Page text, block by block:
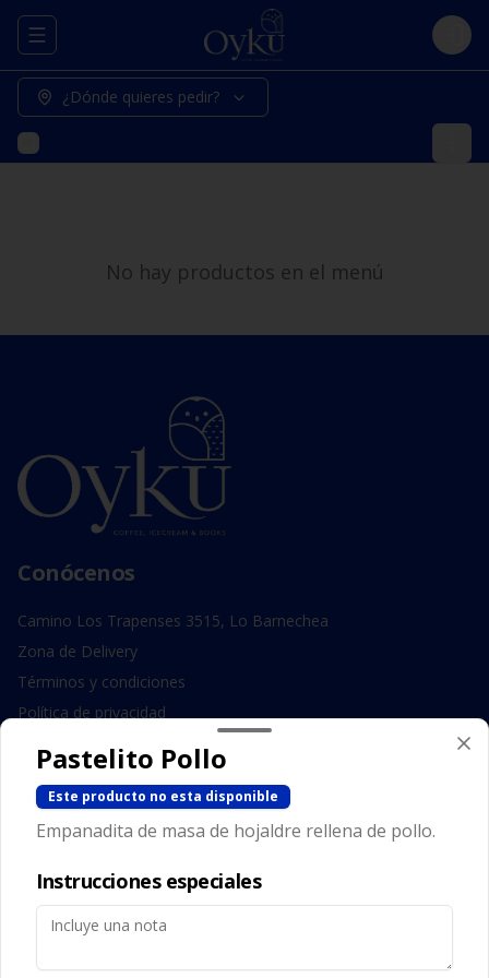
Abrir menu de navegación Login
¿Dónde quieres pedir?
No hay productos en el menú
Conócenos
Camino Los Trapenses 3515, Lo Barnechea
Zona de Delivery
Términos y condiciones
Política de privacidad
Redes sociales
Instagram
Facebook
Mi cuenta
Pastelito Pollo
Este producto no esta disponible
Empanadita de masa de hojaldre rellena de pollo.
Instrucciones especiales